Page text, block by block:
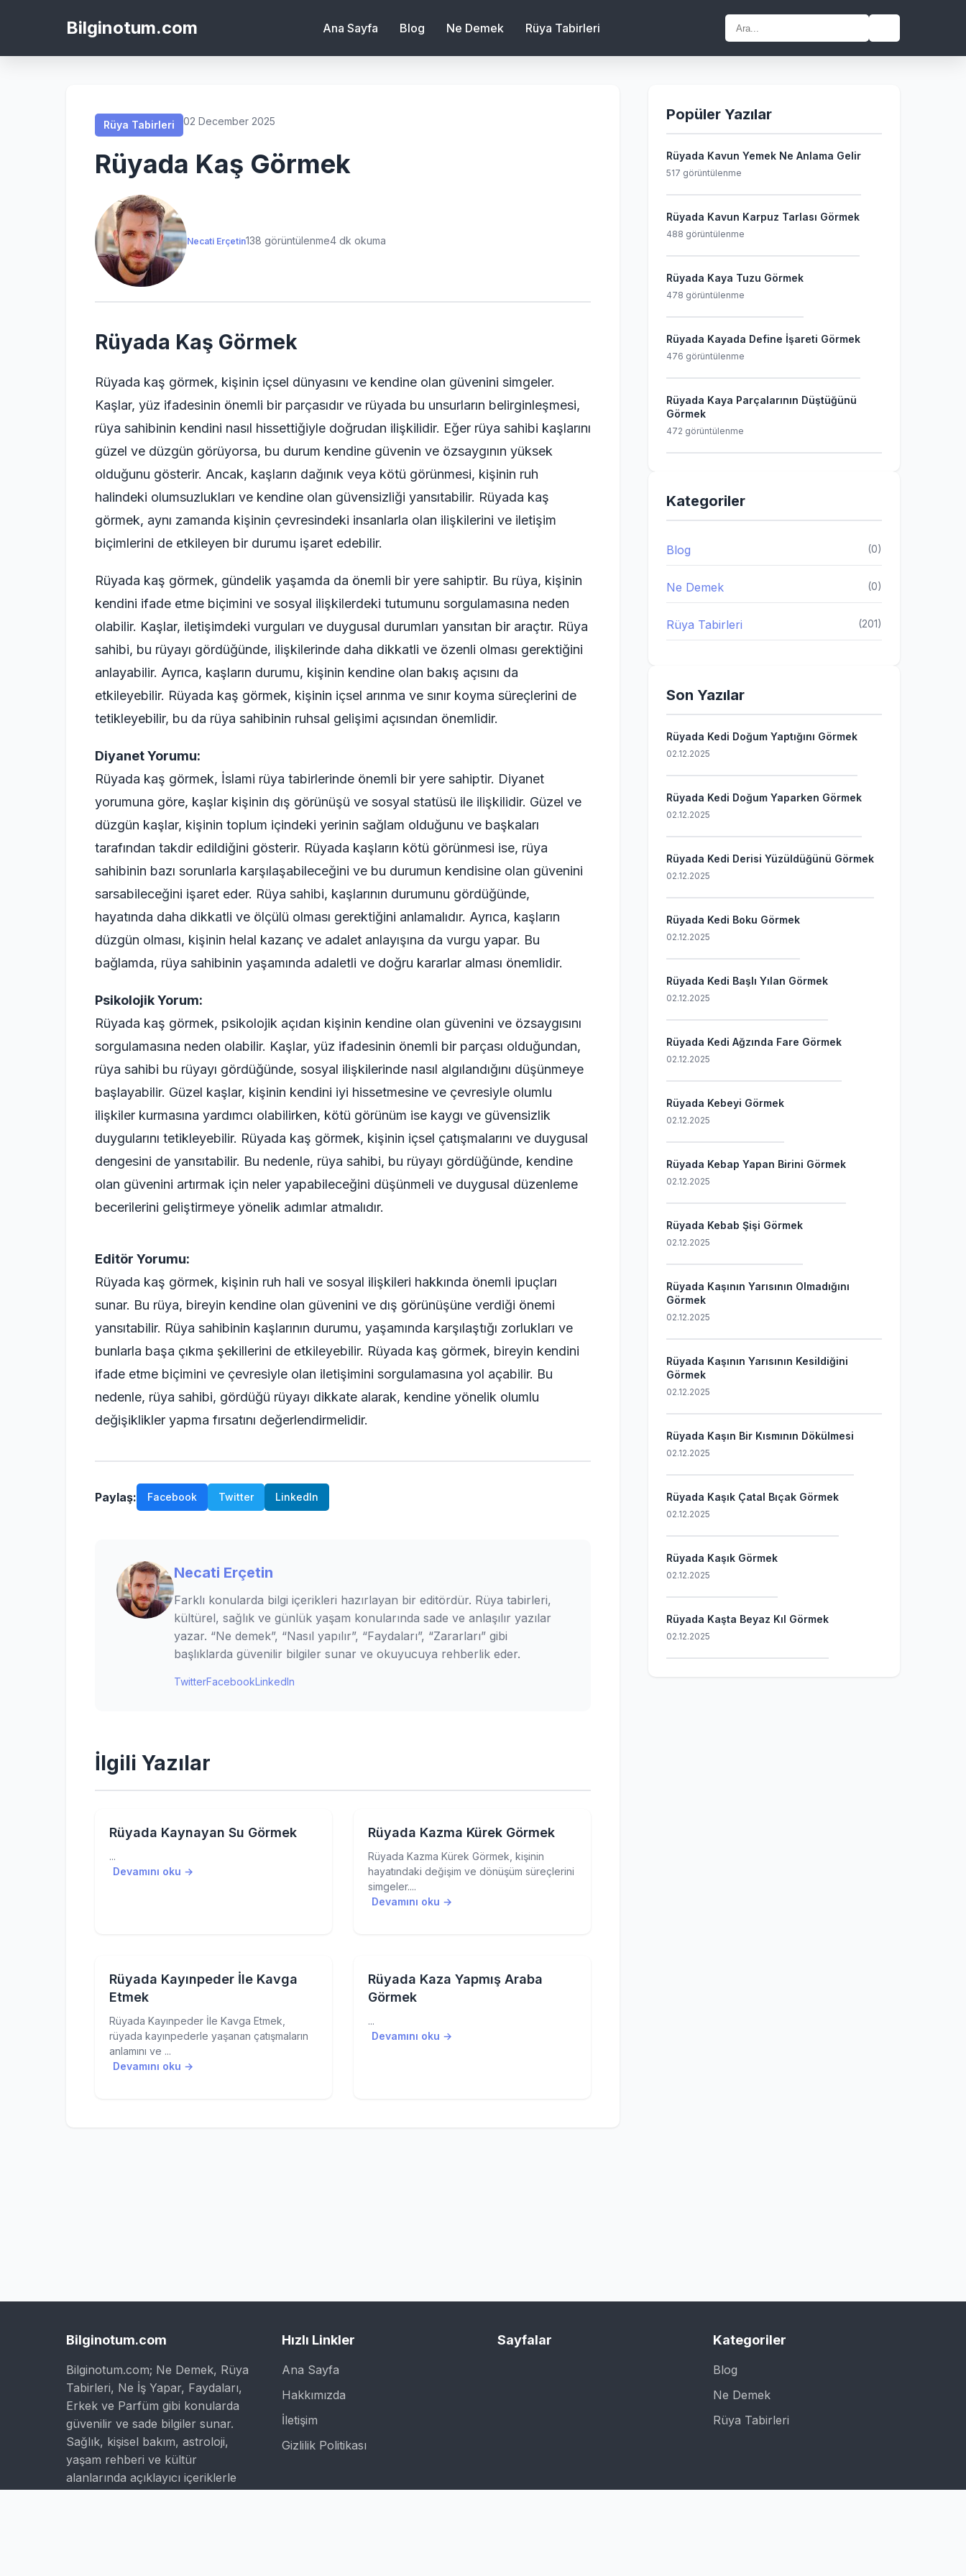
Bilginotum.com Ana Sayfa Blog Ne Demek Rüya Tabirleri
Rüya Tabirleri 02 December 2025
Rüyada Kaş Görmek
Necati Erçetin138 görüntülenme4 dk okuma
Rüyada Kaş Görmek
Rüyada kaş görmek, kişinin içsel dünyasını ve kendine olan güvenini simgeler.
Kaşlar, yüz ifadesinin önemli bir parçasıdır ve rüyada bu unsurların belirginleşmesi,
rüya sahibinin kendini nasıl hissettiğiyle doğrudan ilişkilidir. Eğer rüya sahibi kaşlarını
güzel ve düzgün görüyorsa, bu durum kendine güvenin ve özsaygının yüksek
olduğunu gösterir. Ancak, kaşların dağınık veya kötü görünmesi, kişinin ruh
halindeki olumsuzlukları ve kendine olan güvensizliği yansıtabilir. Rüyada kaş
görmek, aynı zamanda kişinin çevresindeki insanlarla olan ilişkilerini ve iletişim
biçimlerini de etkileyen bir durumu işaret edebilir.
Rüyada kaş görmek, gündelik yaşamda da önemli bir yere sahiptir. Bu rüya, kişinin
kendini ifade etme biçimini ve sosyal ilişkilerdeki tutumunu sorgulamasına neden
olabilir. Kaşlar, iletişimdeki vurguları ve duygusal durumları yansıtan bir araçtır. Rüya
sahibi, bu rüyayı gördüğünde, ilişkilerinde daha dikkatli ve özenli olması gerektiğini
anlayabilir. Ayrıca, kaşların durumu, kişinin kendine olan bakış açısını da
etkileyebilir. Rüyada kaş görmek, kişinin içsel arınma ve sınır koyma süreçlerini de
tetikleyebilir, bu da rüya sahibinin ruhsal gelişimi açısından önemlidir.
Diyanet Yorumu:
Rüyada kaş görmek, İslami rüya tabirlerinde önemli bir yere sahiptir. Diyanet
yorumuna göre, kaşlar kişinin dış görünüşü ve sosyal statüsü ile ilişkilidir. Güzel ve
düzgün kaşlar, kişinin toplum içindeki yerinin sağlam olduğunu ve başkaları
tarafından takdir edildiğini gösterir. Rüyada kaşların kötü görünmesi ise, rüya
sahibinin bazı sorunlarla karşılaşabileceğini ve bu durumun kendisine olan güvenini
sarsabileceğini işaret eder. Rüya sahibi, kaşlarının durumunu gördüğünde,
hayatında daha dikkatli ve ölçülü olması gerektiğini anlamalıdır. Ayrıca, kaşların
düzgün olması, kişinin helal kazanç ve adalet anlayışına da vurgu yapar. Bu
bağlamda, rüya sahibinin yaşamında adaletli ve doğru kararlar alması önemlidir.
Psikolojik Yorum:
Rüyada kaş görmek, psikolojik açıdan kişinin kendine olan güvenini ve özsaygısını
sorgulamasına neden olabilir. Kaşlar, yüz ifadesinin önemli bir parçası olduğundan,
rüya sahibi bu rüyayı gördüğünde, sosyal ilişkilerinde nasıl algılandığını düşünmeye
başlayabilir. Güzel kaşlar, kişinin kendini iyi hissetmesine ve çevresiyle olumlu
ilişkiler kurmasına yardımcı olabilirken, kötü görünüm ise kaygı ve güvensizlik
duygularını tetikleyebilir. Rüyada kaş görmek, kişinin içsel çatışmalarını ve duygusal
dengesini de yansıtabilir. Bu nedenle, rüya sahibi, bu rüyayı gördüğünde, kendine
olan güvenini artırmak için neler yapabileceğini düşünmeli ve duygusal düzenleme
becerilerini geliştirmeye yönelik adımlar atmalıdır.
Editör Yorumu:
Rüyada kaş görmek, kişinin ruh hali ve sosyal ilişkileri hakkında önemli ipuçları
sunar. Bu rüya, bireyin kendine olan güvenini ve dış görünüşüne verdiği önemi
yansıtabilir. Rüya sahibinin kaşlarının durumu, yaşamında karşılaştığı zorlukları ve
bunlarla başa çıkma şekillerini de etkileyebilir. Rüyada kaş görmek, bireyin kendini
ifade etme biçimini ve çevresiyle olan iletişimini sorgulamasına yol açabilir. Bu
nedenle, rüya sahibi, gördüğü rüyayı dikkate alarak, kendine yönelik olumlu
değişiklikler yapma fırsatını değerlendirmelidir.
Paylaş: Facebook Twitter LinkedIn
Necati Erçetin
Farklı konularda bilgi içerikleri hazırlayan bir editördür. Rüya tabirleri,
kültürel, sağlık ve günlük yaşam konularında sade ve anlaşılır yazılar
yazar. “Ne demek”, “Nasıl yapılır”, “Faydaları”, “Zararları” gibi
başlıklarda güvenilir bilgiler sunar ve okuyucuya rehberlik eder.
TwitterFacebookLinkedIn
İlgili Yazılar
Rüya Tabirleri
Rüyada Kaynayan Su Görmek
...
Devamını oku →
Rüya Tabirleri
Rüyada Kazma Kürek Görmek
Rüyada Kazma Kürek Görmek, kişinin
hayatındaki değişim ve dönüşüm süreçlerini
simgeler....
Devamını oku →
Rüya Tabirleri
Rüyada Kayınpeder İle Kavga
Etmek
Rüyada Kayınpeder İle Kavga Etmek,
rüyada kayınpederle yaşanan çatışmaların
anlamını ve ...
Devamını oku →
Rüya Tabirleri
Rüyada Kaza Yapmış Araba
Görmek
...
Devamını oku →
Popüler Yazılar
Rüyada Kavun Yemek Ne Anlama Gelir
517 görüntülenme
Rüyada Kavun Karpuz Tarlası Görmek
488 görüntülenme
Rüyada Kaya Tuzu Görmek
478 görüntülenme
Rüyada Kayada Define İşareti Görmek
476 görüntülenme
Rüyada Kaya Parçalarının Düştüğünü
Görmek
472 görüntülenme
Kategoriler
Blog (0)
Ne Demek (0)
Rüya Tabirleri (201)
Son Yazılar
Rüyada Kedi Doğum Yaptığını Görmek
02.12.2025
Rüyada Kedi Doğum Yaparken Görmek
02.12.2025
Rüyada Kedi Derisi Yüzüldüğünü Görmek
02.12.2025
Rüyada Kedi Boku Görmek
02.12.2025
Rüyada Kedi Başlı Yılan Görmek
02.12.2025
Rüyada Kedi Ağzında Fare Görmek
02.12.2025
Rüyada Kebeyi Görmek
02.12.2025
Rüyada Kebap Yapan Birini Görmek
02.12.2025
Rüyada Kebab Şişi Görmek
02.12.2025
Rüyada Kaşının Yarısının Olmadığını
Görmek
02.12.2025
Rüyada Kaşının Yarısının Kesildiğini
Görmek
02.12.2025
Rüyada Kaşın Bir Kısmının Dökülmesi
02.12.2025
Rüyada Kaşık Çatal Bıçak Görmek
02.12.2025
Rüyada Kaşık Görmek
02.12.2025
Rüyada Kaşta Beyaz Kıl Görmek
02.12.2025
Bilginotum.com
Bilginotum.com; Ne Demek, Rüya
Tabirleri, Ne İş Yapar, Faydaları,
Erkek ve Parfüm gibi konularda
güvenilir ve sade bilgiler sunar.
Sağlık, kişisel bakım, astroloji,
yaşam rehberi ve kültür
alanlarında açıklayıcı içeriklerle
Hızlı Linkler
Ana Sayfa
Hakkımızda
İletişim
Gizlilik Politikası
Sayfalar Kategoriler
Blog
Ne Demek
Rüya Tabirleri